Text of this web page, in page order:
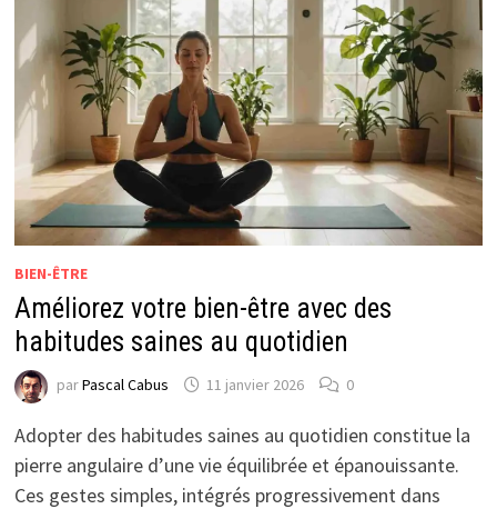
BIEN-ÊTRE
Améliorez votre bien-être avec des
habitudes saines au quotidien
parPascal Cabus 11 janvier 2026 0
Adopter des habitudes saines au quotidien constitue la
pierre angulaire d’une vie équilibrée et épanouissante.
Ces gestes simples, intégrés progressivement dans